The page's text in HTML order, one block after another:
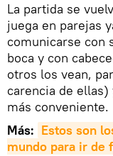
La partida se
juega en parejas
comunicarse con
boca y con
otros los vean,
carencia de
más conveniente.
Más: Estos son
mundo para ir de